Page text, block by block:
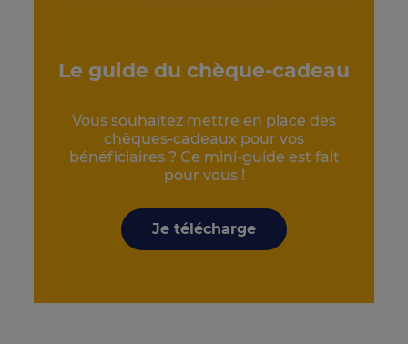
Le guide du chèque-cadeau
Vous souhaitez mettre en place des
chèques-cadeaux pour vos
bénéficiaires ? Ce mini-guide est fait
pour vous !
Je télécharge